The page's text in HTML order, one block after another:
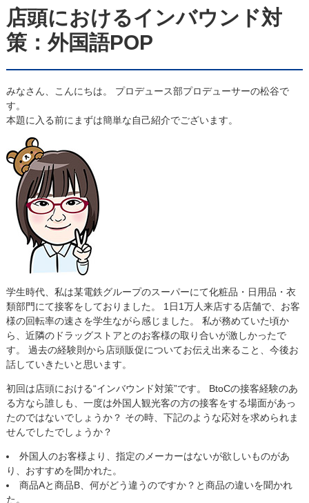
店頭におけるインバウンド対
策：外国語POP
みなさん、こんにちは。 プロデュース部プロデューサーの松谷で
す。
本題に入る前にまずは簡単な自己紹介でございます。
学生時代、私は某電鉄グループのスーパーにて化粧品・日用品・衣
類部門にて接客をしておりました。 1日1万人来店する店舗で、お客
様の回転率の速さを学生ながら感じました。 私が務めていた頃か
ら、近隣のドラッグストアとのお客様の取り合いが激しかったで
す。 過去の経験則から店頭販促についてお伝え出来ること、今後お
話していきたいと思います。
初回は店頭における“インバウンド対策”です。 BtoCの接客経験のあ
る方なら誰しも、一度は外国人観光客の方の接客をする場面があっ
たのではないでしょうか？ その時、下記のような応対を求められま
せんでしたでしょうか？
外国人のお客様より、指定のメーカーはないが欲しいものがあ
り、おすすめを聞かれた。
商品Aと商品B、何がどう違うのですか？と商品の違いを聞かれ
た。